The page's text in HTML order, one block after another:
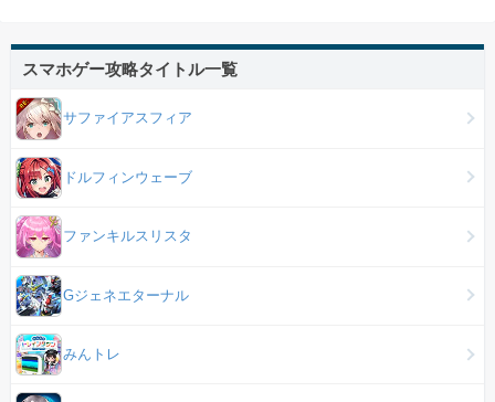
スマホゲー攻略タイトル一覧
サファイアスフィア
ドルフィンウェーブ
ファンキルスリスタ
Gジェネエターナル
みんトレ